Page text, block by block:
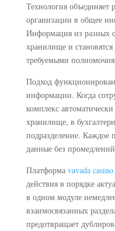
Технология объединяет
организации в общее
Информация из разных
хранилище и
требуемыми
Подход
информации. Когда
комплекс
хранилище, в
подразделение. Каждое
данные без
Платформа vavada
действия в порядке
в одном модуле
взаимосвязанных
предотвращает